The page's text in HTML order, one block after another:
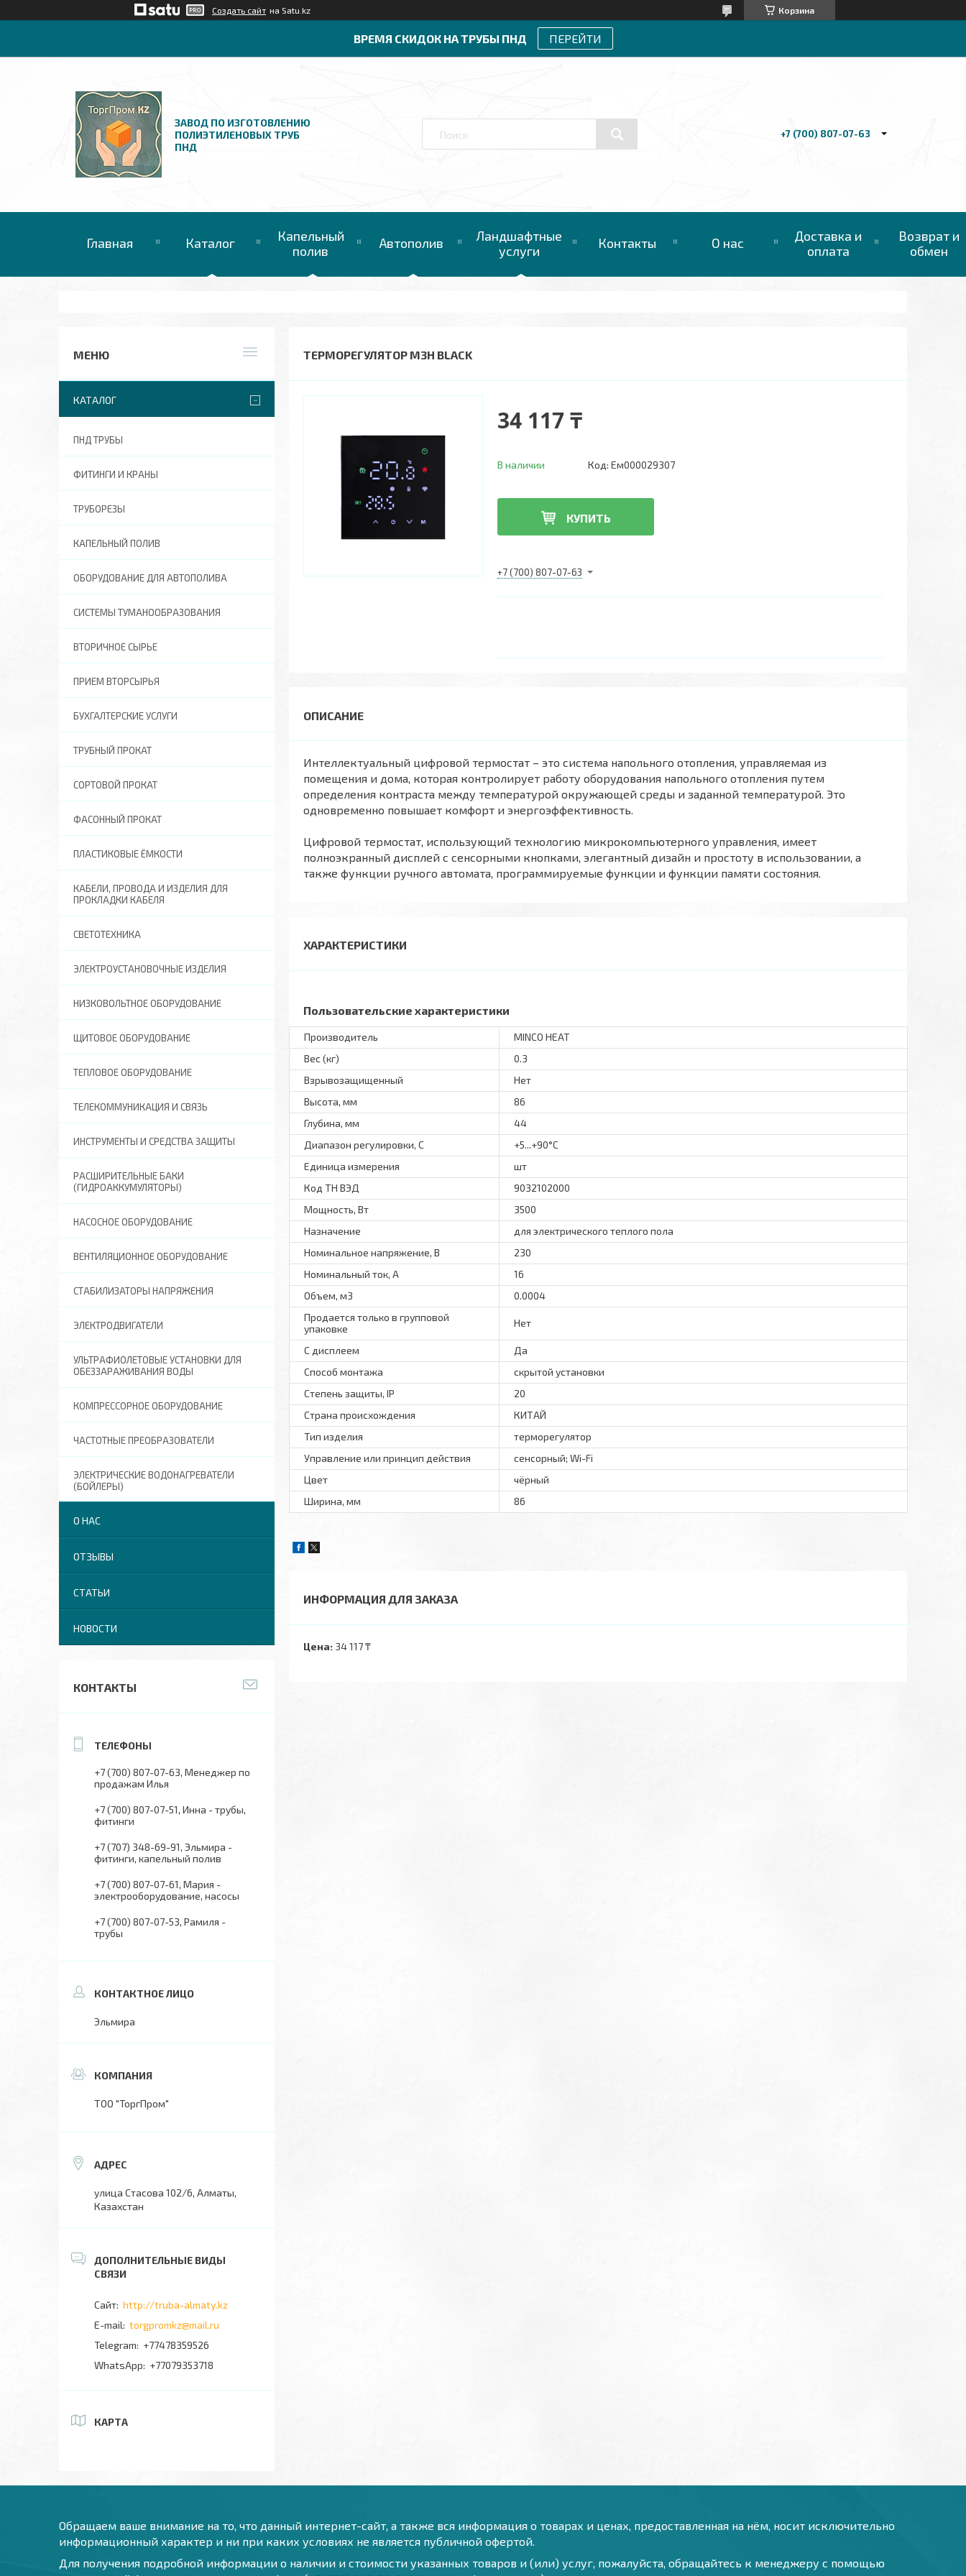
Создать сайт на Satu.kz Корзина
ВРЕМЯ СКИДОК НА ТРУБЫ ПНД ПЕРЕЙТИ
ЗАВОД ПО ИЗГОТОВЛЕНИЮ
ПОЛИЭТИЛЕНОВЫХ ТРУБ
ПНД
+7 (700) 807-07-63
Главная Каталог
Капельный
полив
Автополив
Ландшафтные
услуги
Контакты О нас
Доставка и
оплата
Возврат и
обмен
ТЕРМОРЕГУЛЯТОР M3H BLACK
34 117 ₸
В наличии Код: Ем000029307
КУПИТЬ
+7 (700) 807-07-63
Интеллектуальный цифровой термостат – это система напольного отопления, управляемая из
помещения и дома, которая контролирует работу оборудования напольного отопления путем
определения контраста между температурой окружающей среды и заданной температурой. Это
одновременно повышает комфорт и энергоэффективность.
Цифровой термостат, использующий технологию микрокомпьютерного управления, имеет
полноэкранный дисплей с сенсорными кнопками, элегантный дизайн и простоту в использовании, а
также функции ручного автомата, программируемые функции и функции памяти состояния.
ХАРАКТЕРИСТИКИ
Пользовательские характеристики
Производитель
MINCO HEAT
Вес (кг)
0.3
Взрывозащищенный
Нет
Высота, мм
86
Глубина, мм
44
Диапазон регулировки, С
+5...+90°C
Единица измерения
шт
Код ТН ВЭД
9032102000
Мощность, Вт
3500
Назначение
для электрического теплого пола
Номинальное напряжение, В
230
Номинальный ток, А
16
Объем, м3
0.0004
Продается только в групповой
упаковке
Нет
С дисплеем
Да
Способ монтажа
скрытой установки
Степень защиты, IP
20
Страна происхождения
КИТАЙ
Тип изделия
терморегулятор
Управление или принцип действия
сенсорный; Wi-Fi
Цвет
чёрный
Ширина, мм
86
ИНФОРМАЦИЯ ДЛЯ ЗАКАЗА
Цена: 34 117 ₸
КАТАЛОГ
ПНД ТРУБЫ
ФИТИНГИ И КРАНЫ
ТРУБОРЕЗЫ
КАПЕЛЬНЫЙ ПОЛИВ
ОБОРУДОВАНИЕ ДЛЯ АВТОПОЛИВА
СИСТЕМЫ ТУМАНООБРАЗОВАНИЯ
ВТОРИЧНОЕ СЫРЬЕ
ПРИЕМ ВТОРСЫРЬЯ
БУХГАЛТЕРСКИЕ УСЛУГИ
ТРУБНЫЙ ПРОКАТ
СОРТОВОЙ ПРОКАТ
ФАСОННЫЙ ПРОКАТ
ПЛАСТИКОВЫЕ ЁМКОСТИ
КАБЕЛИ, ПРОВОДА И ИЗДЕЛИЯ ДЛЯ
ПРОКЛАДКИ КАБЕЛЯ
СВЕТОТЕХНИКА
ЭЛЕКТРОУСТАНОВОЧНЫЕ ИЗДЕЛИЯ
НИЗКОВОЛЬТНОЕ ОБОРУДОВАНИЕ
ЩИТОВОЕ ОБОРУДОВАНИЕ
ТЕПЛОВОЕ ОБОРУДОВАНИЕ
ТЕЛЕКОММУНИКАЦИЯ И СВЯЗЬ
ИНСТРУМЕНТЫ И СРЕДСТВА ЗАЩИТЫ
РАСШИРИТЕЛЬНЫЕ БАКИ
(ГИДРОАККУМУЛЯТОРЫ)
НАСОСНОЕ ОБОРУДОВАНИЕ
ВЕНТИЛЯЦИОННОЕ ОБОРУДОВАНИЕ
СТАБИЛИЗАТОРЫ НАПРЯЖЕНИЯ
ЭЛЕКТРОДВИГАТЕЛИ
УЛЬТРАФИОЛЕТОВЫЕ УСТАНОВКИ ДЛЯ
ОБЕЗЗАРАЖИВАНИЯ ВОДЫ
КОМПРЕССОРНОЕ ОБОРУДОВАНИЕ
ЧАСТОТНЫЕ ПРЕОБРАЗОВАТЕЛИ
ЭЛЕКТРИЧЕСКИЕ ВОДОНАГРЕВАТЕЛИ
(БОЙЛЕРЫ)
О НАС
ОТЗЫВЫ
СТАТЬИ
НОВОСТИ
КОНТАКТЫ
+7 (700) 807-07-63 Менеджер по
продажам Илья
+7 (700) 807-07-51 Инна - трубы,
фитинги
+7 (707) 348-69-91 Эльмира -
фитинги, капельный полив
+7 (700) 807-07-61 Мария -
электрооборудование, насосы
+7 (700) 807-07-53 Рамиля -
трубы
Эльмира
ТОО "ТоргПром"
улица Стасова 102/6, Алматы,
Казахстан
http://truba-almaty.kz
torgpromkz@mail.ru
+77478359526
+77079353718
КАРТА
Обращаем ваше внимание на то, что данный интернет-сайт, а также вся информация о товарах и ценах, предоставленная на нём, носит исключительно
информационный характер и ни при каких условиях не является публичной офертой.
Для получения подробной информации о наличии и стоимости указанных товаров и (или) услуг, пожалуйста, обращайтесь к менеджеру с помощью